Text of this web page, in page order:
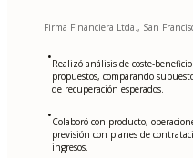
Firma Financiera Ltda., San
•Realizó análisis de coste-
propuestos, comparando
de recuperación esperados.
•Colaboró con producto,
previsión con planes de
ingresos.